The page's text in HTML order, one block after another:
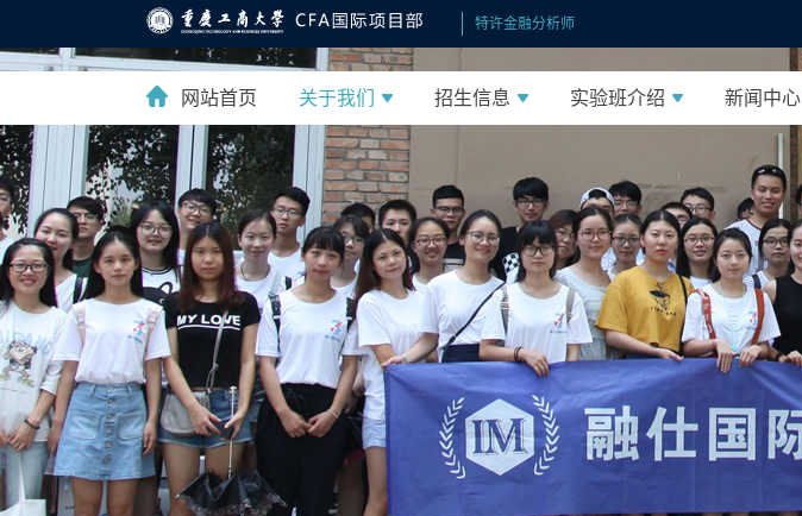
特许金融分析师
网站首页 关于我们 招生信息 实验班介绍 新闻中心